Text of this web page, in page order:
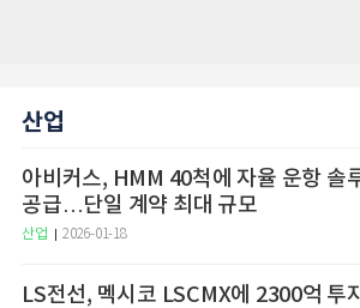
산업
아비커스, HMM 40척에 자율 운항 솔
공급…단일 계약 최대 규모
산업 2026-01-18
LS전선, 멕시코 LSCMX에 2300억 투